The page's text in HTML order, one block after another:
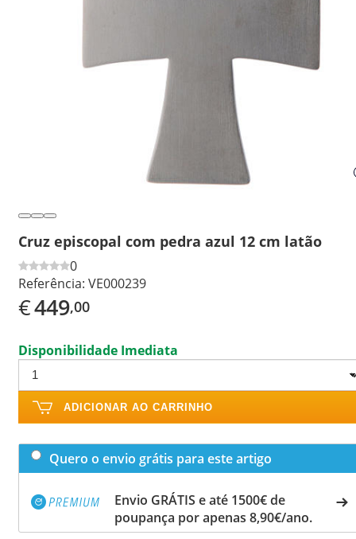
Cruz episcopal com pedra azul 12 cm latão
0
Referência: VE000239
€449,00
Disponibilidade Imediata
ADICIONAR AO CARRINHO
Quero o envio grátis para este artigo
Envio GRÁTIS e até 1500€ de
poupança por apenas 8,90€/ano.